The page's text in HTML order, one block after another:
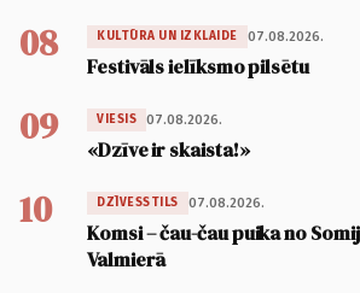
08 KULTŪRA UN IZKLAIDE 07.08.2026.
Festivāls ielīksmo pilsētu
09 VIESIS 07.08.2026.
«Dzīve ir skaista!»
10 DZĪVESSTILS 07.08.2026.
Komsi – čau-čau puika no
Valmierā